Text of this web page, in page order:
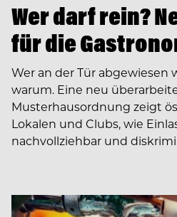
Wer darf rein?
für die
Wer an der Tür abgewiesen
warum. Eine neu
Musterhausordnung zeigt
Lokalen und Clubs, wie
nachvollziehbar und